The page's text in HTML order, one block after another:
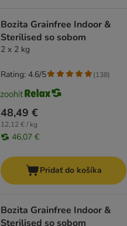
Bozita Grainfree Indoor &
Sterilised so sobom
2 x 2 kg
48,49 €
12,12 € / kg
46,07 €
Rating: 4.6/5 (138)
Pridať do košíka
Bozita Grainfree Indoor &
Sterilised so sobom